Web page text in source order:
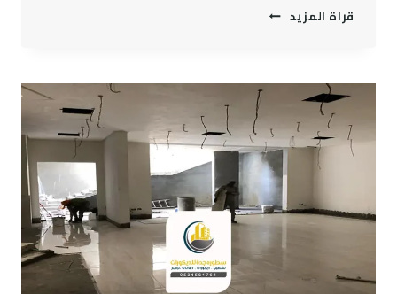
قراة المزيد مقاول
0545300912
ترميمات
عامة
جدة
–
ترميم
واجهة
المنزل
جدة